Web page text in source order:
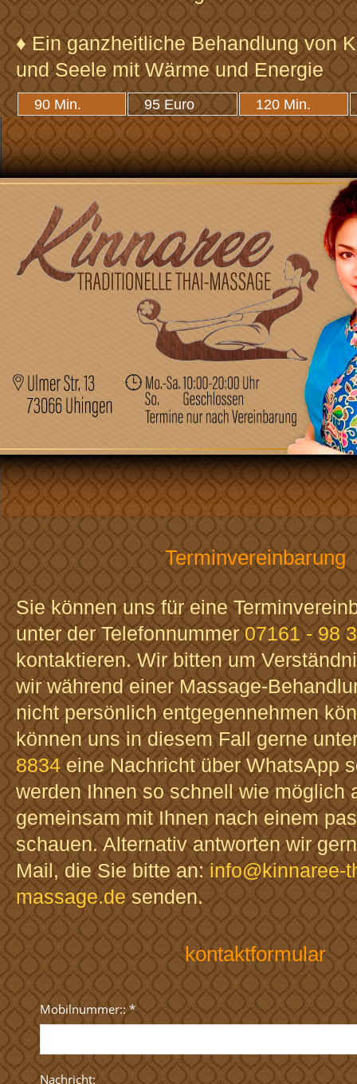
♦ Ein ganzheitliche Behandlung von
und Seele mit Wärme und Energie
90 Min. 95 Euro 120 Min.
Terminvereinbarung
Sie können uns für eine
unter der Telefonnummer07161 - 98
kontaktieren. Wir bitten um
wir während einer Massage-
nicht persönlich entgegennehmen
können uns in diesem Fall gerne
8834eine Nachricht über WhatsApp
werden Ihnen so schnell wie möglich
gemeinsam mit Ihnen nach einem
schauen. Alternativ antworten wir
Mail, die Sie bitte an:info@kinnaree-
massage.desenden.
kontaktformular